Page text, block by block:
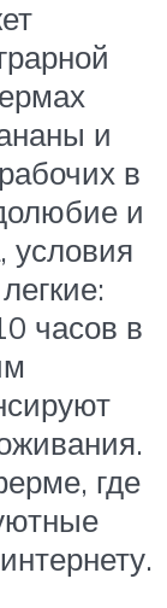
и
в
и
условия
часов в
где